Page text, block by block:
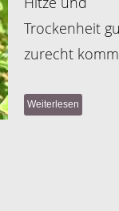
Trockenheit
zurecht
Weiterlesen